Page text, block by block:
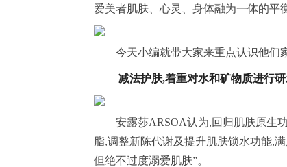
爱美者肌肤、心灵、身体融为一体的平
今天小编就带大家来重点认识他们
减法护肤,着重对水和矿物质进行
安露莎ARSOA认为,回归肌肤原
脂,调整新陈代谢及提升肌肤锁水功能,
但绝不过度溺爱肌肤”。